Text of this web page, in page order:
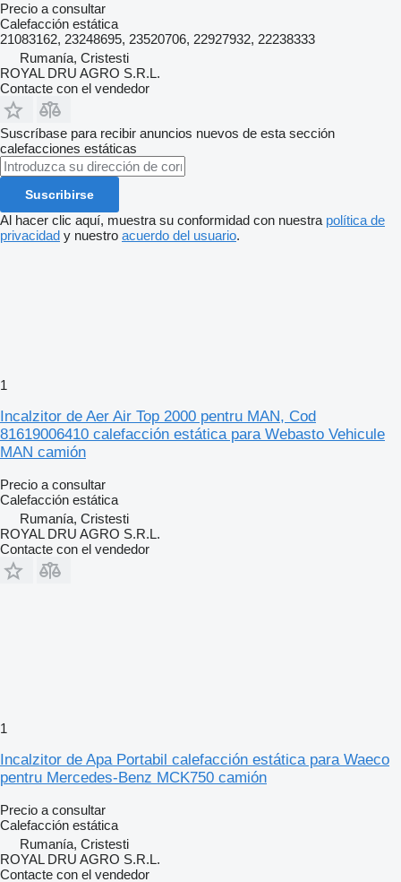
Precio a consultar
Calefacción estática
21083162, 23248695, 23520706, 22927932, 22238333
Rumanía, Cristesti
ROYAL DRU AGRO S.R.L.
Contacte con el vendedor
Suscríbase para recibir anuncios nuevos de esta sección
calefacciones estáticas
Suscribirse
Al hacer clic aquí, muestra su conformidad con nuestra política de
privacidad y nuestro acuerdo del usuario.
1
Incalzitor de Aer Air Top 2000 pentru MAN, Cod
81619006410 calefacción estática para Webasto Vehicule
MAN camión
Precio a consultar
Calefacción estática
Rumanía, Cristesti
ROYAL DRU AGRO S.R.L.
Contacte con el vendedor
1
Incalzitor de Apa Portabil calefacción estática para Waeco
pentru Mercedes-Benz MCK750 camión
Precio a consultar
Calefacción estática
Rumanía, Cristesti
ROYAL DRU AGRO S.R.L.
Contacte con el vendedor